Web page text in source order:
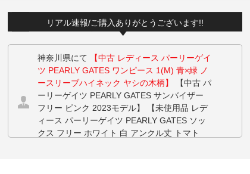
リアル速報/ご購入ありがとうございます!!
神奈川県にて
【中古 レディース パーリーゲイ
ツ PEARLY GATES ワンピース 1(M) 青×緑 ノ
ースリーブハイネック ヤシの木柄】
【中古 パ
ーリーゲイツ PEARLY GATES サンバイザー
フリー ピンク 2023モデル】 【未使用品 レデ
ィース パーリーゲイツ PEARLY GATES ソッ
クス フリー ホワイト 白 アンクル丈 トマト